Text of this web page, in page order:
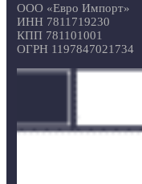
ООО «Евро Импорт»
ИНН 7811719230
КПП 781101001
ОГРН 1197847021734